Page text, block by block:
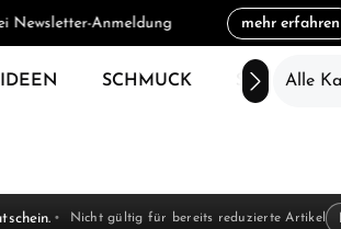
Newsletter-Anmeldung mehr erfahren
SCHMUCK SALE Alle
Nicht gültig für bereits reduzierte Artikel